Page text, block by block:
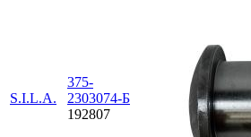
S.I.L.A.
375-
2303074-Б
192807